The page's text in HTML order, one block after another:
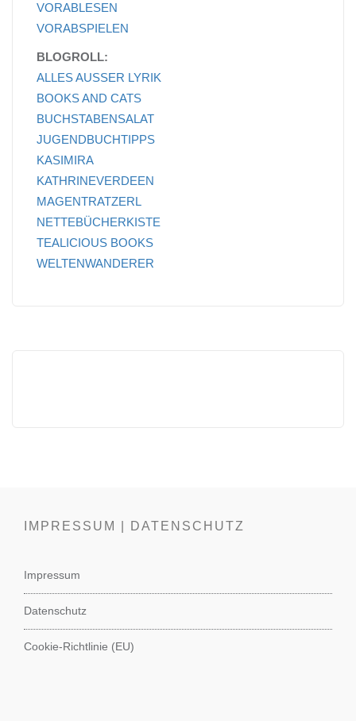
VORABLESEN
VORABSPIELEN
BLOGROLL:
ALLES AUSSER LYRIK
BOOKS AND CATS
BUCHSTABENSALAT
JUGENDBUCHTIPPS
KASIMIRA
KATHRINEVERDEEN
MAGENTRATZERL
NETTEBÜCHERKISTE
TEALICIOUS BOOKS
WELTENWANDERER
IMPRESSUM | DATENSCHUTZ
Impressum
Datenschutz
Cookie-Richtlinie (EU)